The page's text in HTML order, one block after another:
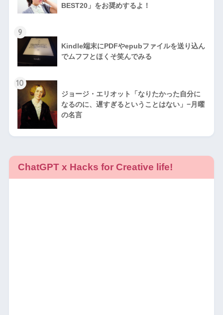
BEST20」をお奨めするよ！
9
Kindle端末にPDFやepubファイルを送り込ん
でムフフとほくそ笑んでみる
10
ジョージ・エリオット「なりたかった自分に
なるのに、遅すぎるということはない」−月曜
の名言
ChatGPT x Hacks for Creative life!